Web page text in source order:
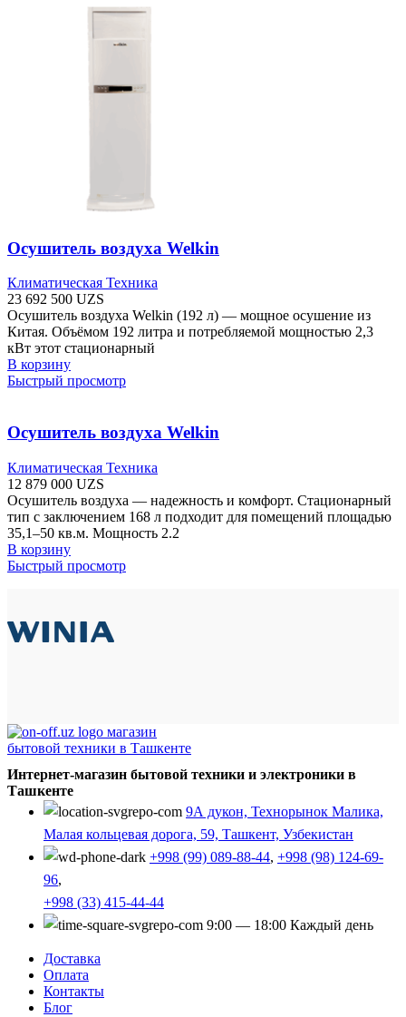
Осушитель воздуха Welkin
Климатическая Техника
23 692 500 UZS
Осушитель воздуха Welkin (192 л) — мощное осушение из
Китая. Объёмом 192 литра и потребляемой мощностью 2,3
кВт этот стационарный
В корзину
Быстрый просмотр
Осушитель воздуха Welkin
Климатическая Техника
12 879 000 UZS
Осушитель воздуха — надежность и комфорт. Стационарный
тип с заключением 168 л подходит для помещений площадью
35,1–50 кв.м. Мощность 2.2
В корзину
Быстрый просмотр
Интернет-магазин бытовой техники и электроники в
Ташкенте
9А дукон, Технорынок Малика,
Малая кольцевая дорога, 59, Ташкент, Узбекистан
+998 (99) 089-88-44, +998 (98) 124-69-
96,
+998 (33) 415-44-44
9:00 — 18:00 Каждый день
Доставка
Оплата
Контакты
Блог